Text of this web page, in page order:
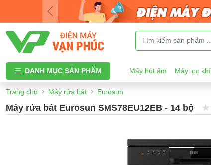
DANH MỤC SẢN PHẨM Máy hút ẩm Máy lọc khí
Trang chủ Máy rửa bát Eurosun
Máy rửa bát Eurosun SMS78EU12EB - 14 bộ